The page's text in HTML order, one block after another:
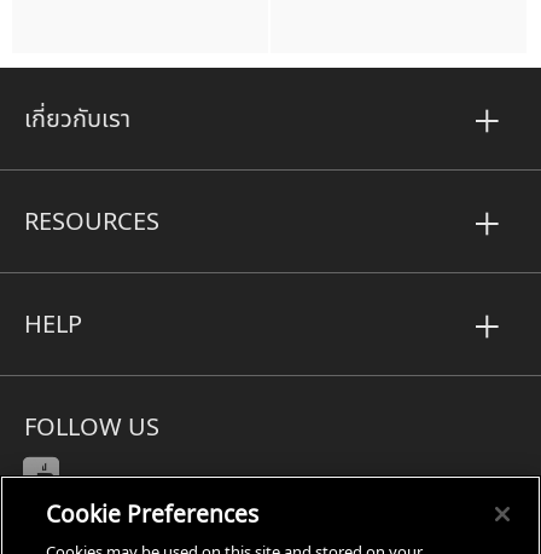
เกี่ยวกับเรา
RESOURCES
HELP
FOLLOW US
Cookie Preferences